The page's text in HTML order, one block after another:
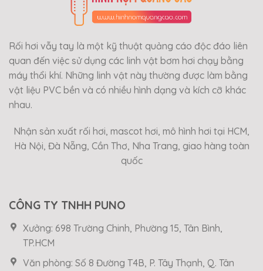
Rối hơi vẫy tay là một kỹ thuật quảng cáo độc đáo liên
quan đến việc sử dụng các linh vật bơm hơi chạy bằng
máy thổi khí. Những linh vật này thường được làm bằng
vật liệu PVC bền và có nhiều hình dạng và kích cỡ khác
nhau.
Nhận sản xuất rối hơi, mascot hơi, mô hình hơi tại HCM,
Hà Nội, Đà Nẵng, Cần Thơ, Nha Trang, giao hàng toàn
quốc
CÔNG TY TNHH PUNO
Xưởng: 698 Trường Chinh, Phường 15, Tân Bình,
TP.HCM
Văn phòng: Số 8 Đường T4B, P. Tây Thạnh, Q. Tân